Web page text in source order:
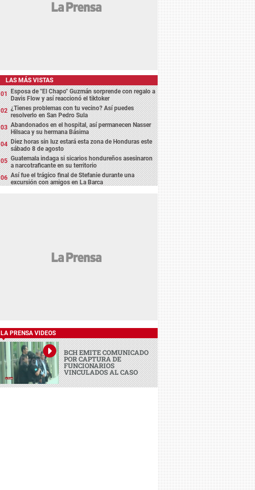
LAS MÁS VISTAS
Esposa de "El Chapo" Guzmán sorprende con regalo a
Davis Flow y así reaccionó el tiktoker
¿Tienes problemas con tu vecino? Así puedes
resolverlo en San Pedro Sula
Abandonados en el hospital, así permanecen Nasser
Hilsaca y su hermana Básima
Diez horas sin luz estará esta zona de Honduras este
sábado 8 de agosto
Guatemala indaga si sicarios hondureños asesinaron
a narcotraficante en su territorio
Así fue el trágico final de Stefanie durante una
excursión con amigos en La Barca
LA PRENSA VIDEOS
BCH EMITE COMUNICADO
POR CAPTURA DE
FUNCIONARIOS
VINCULADOS AL CASO